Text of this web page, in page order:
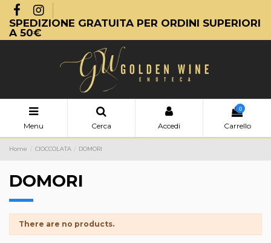
SPEDIZIONE GRATUITA PER ORDINI SUPERIORI
A 50€
Menu Cerca Accedi
0
Carrello
Home CIOCCOLATA DOMORI
DOMORI
There are no products.